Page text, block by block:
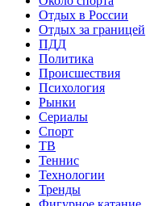
Отдых в России
Отдых за границей
ПДД
Политика
Происшествия
Психология
Рынки
Сериалы
Спорт
ТВ
Теннис
Технологии
Тренды